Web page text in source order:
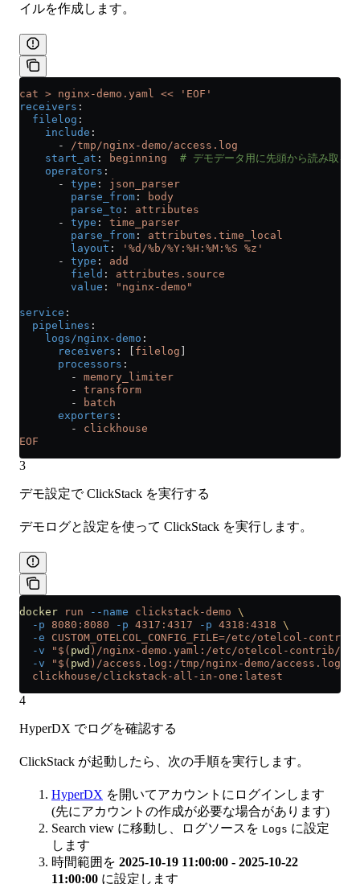
イルを作成します。
cat > nginx-demo.yaml << 'EOF'
receivers :
  filelog
:
    include
:
      -
/tmp/nginx-demo/access.log
    start_at
: beginning
  # デモデータ用に先頭から読み取る
    operators
:
      -
type : json_parser
        parse_from
:
body
        parse_to
: attributes
      -
type : time_parser
        parse_from
: attributes.time_local
        layout
:
'%d/%b/%Y:%H:%M:%S %z'
      -
type : add
        field
: attributes.source
        value
: "nginx-demo"
service :
  pipelines
:
    logs/nginx-demo
:
      receivers
: [ filelog
      processors
:
        -
memory_limiter
        -
transform
        -
batch
      exporters
:
        -
clickhouse
EOF
3
デモ設定で ClickStack を実行する
デモログと設定を使って ClickStack を実行します。
docker run --name clickstack-demo \
  -p
8080:8080 -p 4317:4317 -p 4318:4318 \
  -e
CUSTOM_OTELCOL_CONFIG_FILE=/etc/otelcol-
  -v
"$( pwd )/nginx-demo.yaml:/etc/otelcol-contrib/
  -v
"$( pwd )/access.log:/tmp/nginx-demo/
  clickhouse/clickstack-all-in-one:latest
4
HyperDX でログを確認する
ClickStack が起動したら、次の手順を実行します。
HyperDX を開いてアカウントにログインします
(先にアカウントの作成が必要な場合があります)
Search view に移動し、ログソースを Logs に設定
します
時間範囲を 2025-10-19 11:00:00 - 2025-10-22
11:00:00 に設定します